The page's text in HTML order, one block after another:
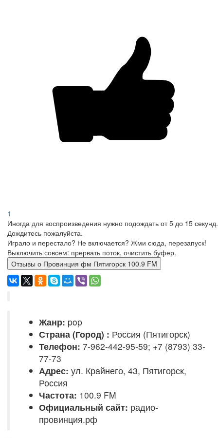
1
Иногда для воспроизведения нужно подождать от 5 до 15 секунд.
Дождитесь пожалуйста.
Играло и перестало? Не включается? Жми сюда, перезапуск!
Выключить совсем: прервать поток, очистить буфер.
Отзывы о Провинция фм Пятигорск 100.9 FM
Жанр: pop
Страна (Город) : Россия (Пятигорск)
Телефон: 7-962-442-95-59; +7 (8793) 33-
77-73
Адрес: ул. Крайнего, 43, Пятигорск,
Россия
Частота: 100.9 FM
Официальный сайт: радио-
провинция.рф